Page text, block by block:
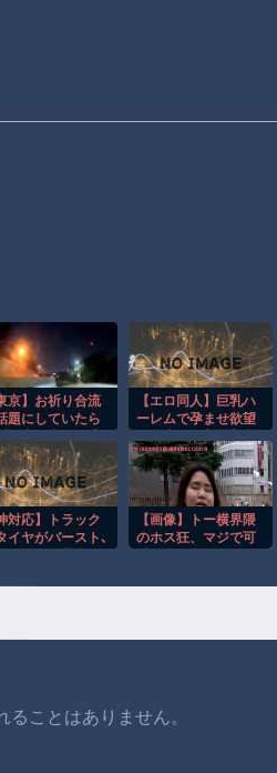
京】お祈り合流
題にしていたら
てしまうドラレ
【エロ同人】巨乳ハ
ーレムで孕ませ欲望
OLたちと濃密な夜を
過ごす話ｗ
対応】トラック
イヤがバースト､
が命懸けで救っ
【画像】トー横界隈
のホス狂、マジで可
ることはありません。